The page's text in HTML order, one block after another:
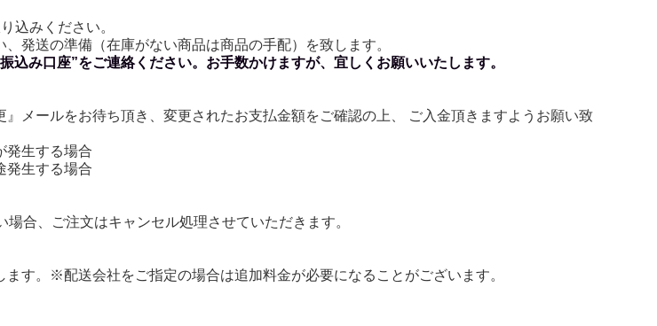
込みください。
発送の準備（在庫がない商品は商品の手配）を致します。
込み口座”をご連絡ください。お手数かけますが、宜しくお願いいたします。
』メールをお待ち頂き、変更されたお支払金額をご確認の上、 ご入金頂きますようお願い致
発生する場合
発生する場合
合、ご注文はキャンセル処理させていただきます。
ます。※配送会社をご指定の場合は追加料金が必要になることがございます。